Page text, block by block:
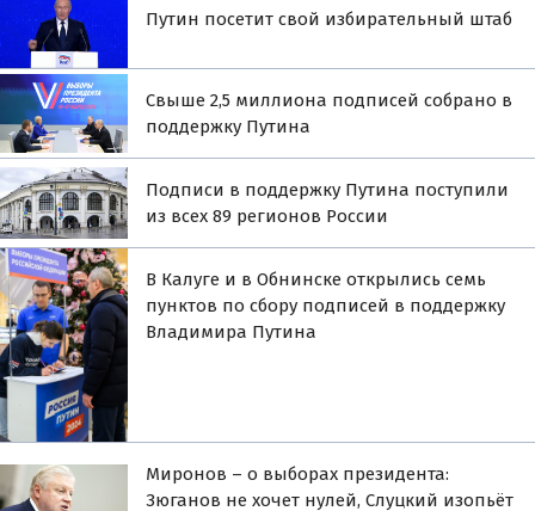
Путин посетит свой избирательный штаб
Свыше 2,5 миллиона подписей собрано в
поддержку Путина
Подписи в поддержку Путина поступили
из всех 89 регионов России
В Калуге и в Обнинске открылись семь
пунктов по сбору подписей в поддержку
Владимира Путина
Миронов – о выборах президента:
Зюганов не хочет нулей, Слуцкий изопьёт